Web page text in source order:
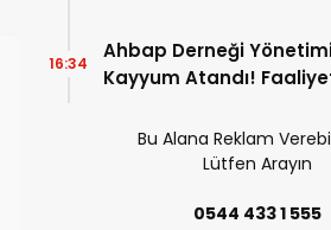
Ahbap Derneği
Kayyum Atandı!
16:34
Bu Alana Reklam
Lütfen Arayın
0544 433 1 555